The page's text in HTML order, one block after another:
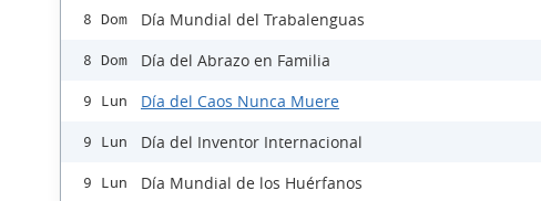
8 Dom Día Mundial del Trabalenguas
8 Dom Día del Abrazo en Familia
9 Lun Día del Caos Nunca Muere
9 Lun Día del Inventor Internacional
9 Lun Día Mundial de los Huérfanos